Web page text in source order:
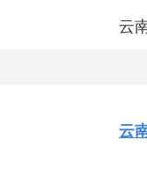
云
云